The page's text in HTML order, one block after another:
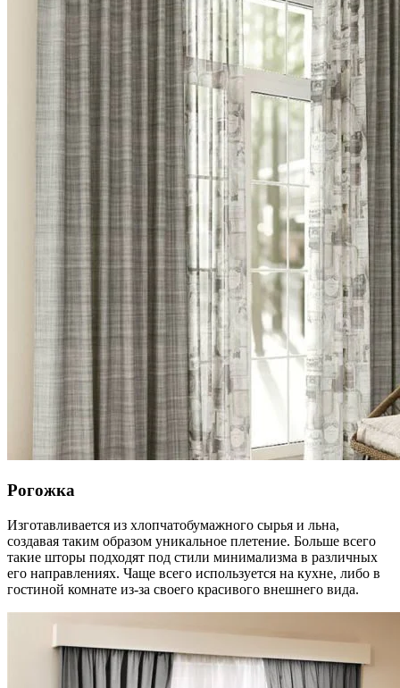
Рогожка
Изготавливается из хлопчатобумажного сырья и льна,
создавая таким образом уникальное плетение. Больше всего
такие шторы подходят под стили минимализма в различных
его направлениях. Чаще всего используется на кухне, либо в
гостиной комнате из-за своего красивого внешнего вида.